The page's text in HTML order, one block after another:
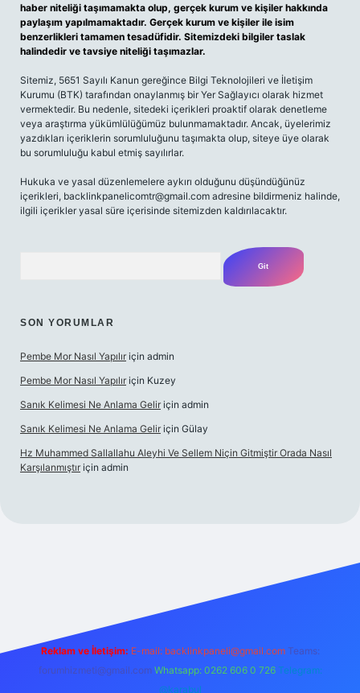
haber niteliği taşımamakta olup, gerçek kurum ve kişiler hakkında
paylaşım yapılmamaktadır. Gerçek kurum ve kişiler ile isim
benzerlikleri tamamen tesadüfidir. Sitemizdeki bilgiler taslak
halindedir ve tavsiye niteliği taşımazlar.
Sitemiz, 5651 Sayılı Kanun gereğince Bilgi Teknolojileri ve İletişim
Kurumu (BTK) tarafından onaylanmış bir Yer Sağlayıcı olarak hizmet
vermektedir. Bu nedenle, sitedeki içerikleri proaktif olarak denetleme
veya araştırma yükümlülüğümüz bulunmamaktadır. Ancak, üyelerimiz
yazdıkları içeriklerin sorumluluğunu taşımakta olup, siteye üye olarak
bu sorumluluğu kabul etmiş sayılırlar.
Hukuka ve yasal düzenlemelere aykırı olduğunu düşündüğünüz
içerikleri, backlinkpanelicomtr@gmail.com adresine bildirmeniz halinde,
ilgili içerikler yasal süre içerisinde sitemizden kaldırılacaktır.
SON YORUMLAR
Pembe Mor Nasıl Yapılır için admin
Pembe Mor Nasıl Yapılır için Kuzey
Sanık Kelimesi Ne Anlama Gelir için admin
Sanık Kelimesi Ne Anlama Gelir için Gülay
Hz Muhammed Sallallahu Aleyhi Ve Sellem Niçin Gitmiştir Orada Nasıl
Karşılanmıştır için admin
Reklam ve İletişim: E-mail: backlinkpaneli@gmail.com Teams:
forumhizmeti@gmail.com Whatsapp: 0262 606 0 726 Telegram:
@karabul